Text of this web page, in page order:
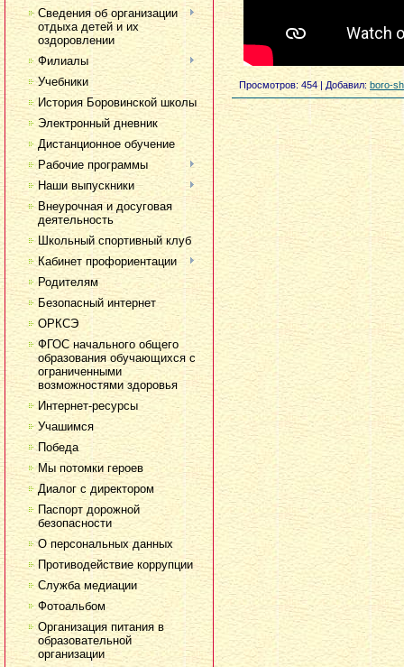
Сведения об организации
отдыха детей и их
оздоровлении
Филиалы
Учебники
История Боровинской школы
Электронный дневник
Дистанционное обучение
Рабочие программы
Наши выпускники
Внеурочная и досуговая
деятельность
Школьный спортивный клуб
Кабинет профориентации
Родителям
Безопасный интернет
ОРКСЭ
ФГОС начального общего
образования обучающихся с
ограниченными
возможностями здоровья
Интернет-ресурсы
Учашимся
Победа
Мы потомки героев
Диалог с директором
Паспорт дорожной
безопасности
О персональных данных
Противодействие коррупции
Служба медиации
Фотоальбом
Организация питания в
образовательной
организации
Просмотров: 454 | Добавил: boro-